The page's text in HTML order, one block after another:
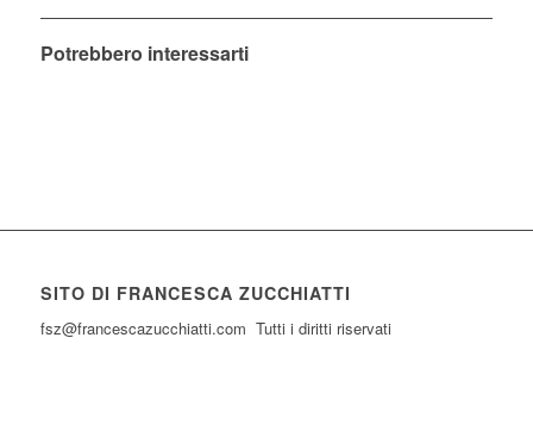
Potrebbero interessarti
SITO DI FRANCESCA ZUCCHIATTI
fsz@francescazucchiatti.com Tutti i diritti riservati